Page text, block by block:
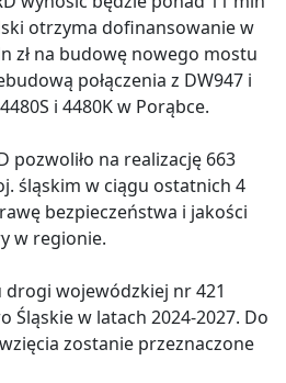
otrzyma dofinansowanie w
zł na budowę nowego mostu
połączenia z DW947 i
i 4480K w Porąbce.
pozwoliło na realizację 663
śląskim w ciągu ostatnich 4
bezpieczeństwa i jakości
w regionie.
wojewódzkiej nr 421
Śląskie w latach 2024-2027. Do
zostanie przeznaczone